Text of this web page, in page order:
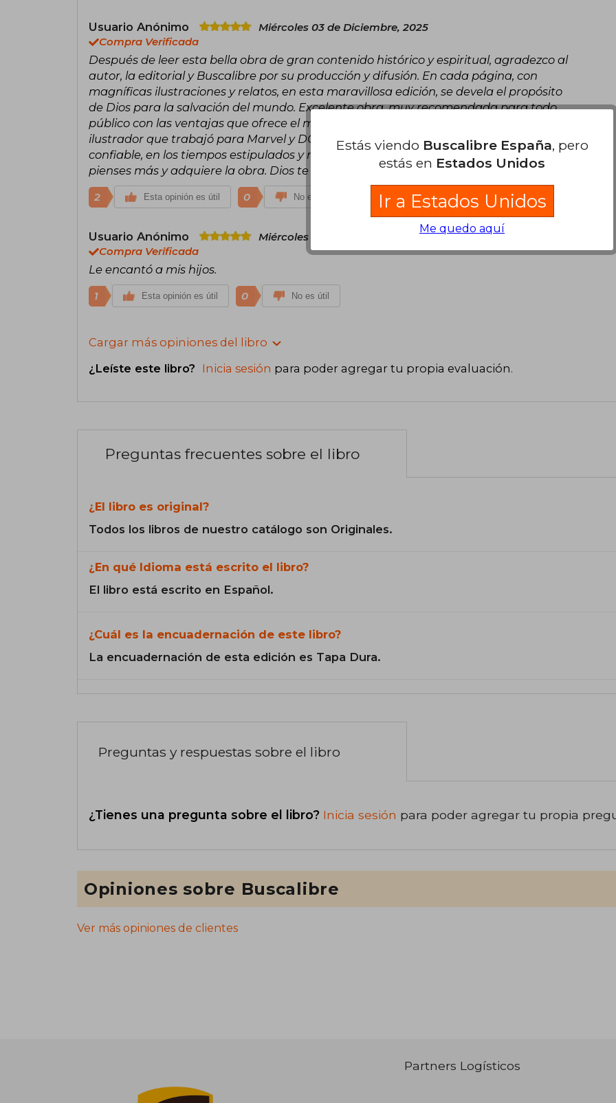
Usuario Anónimo
Miércoles 03 de Diciembre, 2025
Compra Verificada
Después de leer esta bella obra de gran contenido histórico y espiritual, agradezco al
autor, la editorial y Buscalibre por su producción y difusión. En cada página, con
magníficas ilustraciones y relatos, en esta maravillosa edición, se devela el propósito
de Dios para la salvación del mundo. Excelente obra, muy recomendada para todo
público con las ventajas que ofrece el mundo del Cómic y de la mano de un gran
ilustrador que trabajó para Marvel y DC. De igual manera, la compra por Buscalibre es
confiable, en los tiempos estipulados y mantenimiento la calidad del producto. No lo
pienses más y adquiere la obra. Dios te bendiga.
2 Esta opinión es útil 0 No es útil
Usuario Anónimo
Miércoles 16 de Julio, 2025
Compra Verificada
Le encantó a mis hijos.
1 Esta opinión es útil 0 No es útil
Cargar más opiniones del libro
¿Leíste este libro? Inicia sesión para poder agregar tu propia evaluación.
Preguntas frecuentes sobre el libro
¿El libro es original?
Todos los libros de nuestro catálogo son Originales.
¿En qué Idioma está escrito el libro?
El libro está escrito en Español.
¿Cuál es la encuadernación de este libro?
La encuadernación de esta edición es Tapa Dura.
Preguntas y respuestas sobre el libro
¿Tienes una pregunta sobre el libro? Inicia sesión para poder agregar tu propia
Opiniones sobre Buscalibre
Ver más opiniones de clientes
Partners Logísticos
Estás viendo Buscalibre España, pero
estás en Estados Unidos
Ir a Estados Unidos
Me quedo aquí